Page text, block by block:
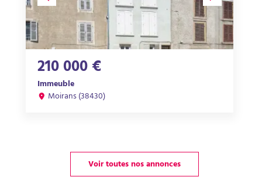
210 000 €
Immeuble
Moirans (38430)
Voir toutes nos annonces